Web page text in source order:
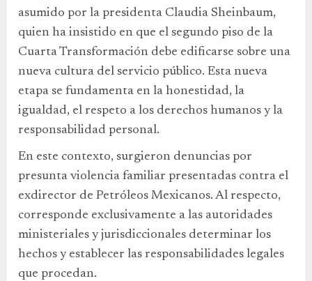
asumido por la presidenta Claudia Sheinbaum,
quien ha insistido en que el segundo piso de la
Cuarta Transformación debe edificarse sobre una
nueva cultura del servicio público. Esta nueva
etapa se fundamenta en la honestidad, la
igualdad, el respeto a los derechos humanos y la
responsabilidad personal.
En este contexto, surgieron denuncias por
presunta violencia familiar presentadas contra el
exdirector de Petróleos Mexicanos. Al respecto,
corresponde exclusivamente a las autoridades
ministeriales y jurisdiccionales determinar los
hechos y establecer las responsabilidades legales
que procedan.